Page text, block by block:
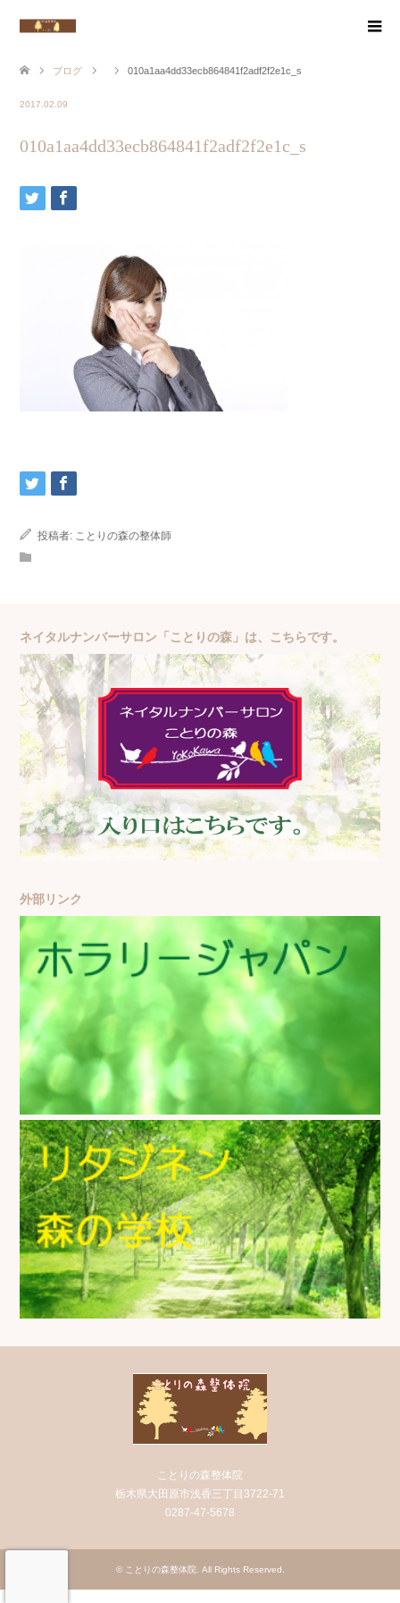
ブログ 010a1aa4dd33ecb864841f2adf2f2e1c_s
2017.02.09
010a1aa4dd33ecb864841f2adf2f2e1c_s
投稿者: ことりの森の整体師
ネイタルナンバーサロン「ことりの森」は、こちらです。
外部リンク
ことりの森整体院
栃木県大田原市浅香三丁目3722-71
0287-47-5678
© ことりの森整体院. All Rights Reserved.